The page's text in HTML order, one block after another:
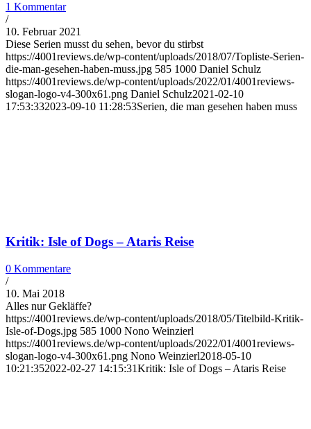
1 Kommentar
/
10. Februar 2021
Diese Serien musst du sehen, bevor du stirbst
https://4001reviews.de/wp-content/uploads/2018/07/Topliste-Serien-
die-man-gesehen-haben-muss.jpg 585 1000 Daniel Schulz
https://4001reviews.de/wp-content/uploads/2022/01/4001reviews-
slogan-logo-v4-300x61.png Daniel Schulz2021-02-10
17:53:332023-09-10 11:28:53Serien, die man gesehen haben muss
Kritik: Isle of Dogs – Ataris Reise
0 Kommentare
/
10. Mai 2018
Alles nur Gekläffe?
https://4001reviews.de/wp-content/uploads/2018/05/Titelbild-Kritik-
Isle-of-Dogs.jpg 585 1000 Nono Weinzierl
https://4001reviews.de/wp-content/uploads/2022/01/4001reviews-
slogan-logo-v4-300x61.png Nono Weinzierl2018-05-10
10:21:352022-02-27 14:15:31Kritik: Isle of Dogs – Ataris Reise